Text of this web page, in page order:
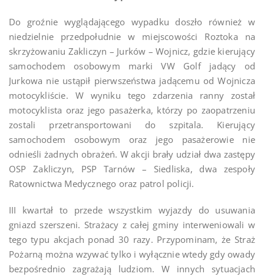
Do groźnie wyglądającego wypadku doszło również w
niedzielnie przedpołudnie w miejscowości Roztoka na
skrzyżowaniu Zakliczyn – Jurków – Wojnicz, gdzie kierujący
samochodem osobowym marki VW Golf jadący od
Jurkowa nie ustąpił pierwszeństwa jadącemu od Wojnicza
motocykliście. W wyniku tego zdarzenia ranny został
motocyklista oraz jego pasażerka, którzy po zaopatrzeniu
zostali przetransportowani do szpitala. Kierujący
samochodem osobowym oraz jego pasażerowie nie
odnieśli żadnych obrażeń. W akcji brały udział dwa zastępy
OSP Zakliczyn, PSP Tarnów – Siedliska, dwa zespoły
Ratownictwa Medycznego oraz patrol policji.
III kwartał to przede wszystkim wyjazdy do usuwania
gniazd szerszeni. Strażacy z całej gminy interweniowali w
tego typu akcjach ponad 30 razy. Przypominam, że Straż
Pożarną można wzywać tylko i wyłącznie wtedy gdy owady
bezpośrednio zagrażają ludziom. W innych sytuacjach